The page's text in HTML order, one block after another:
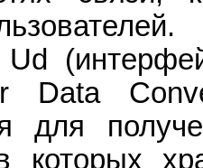
Ud
Data
для
которых